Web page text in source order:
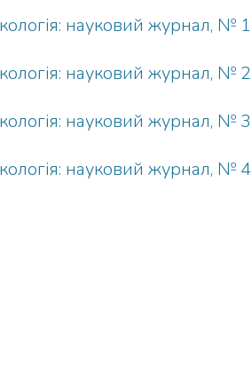
науковий журнал, № 1
науковий журнал, № 2
науковий журнал, № 3
науковий журнал, № 4